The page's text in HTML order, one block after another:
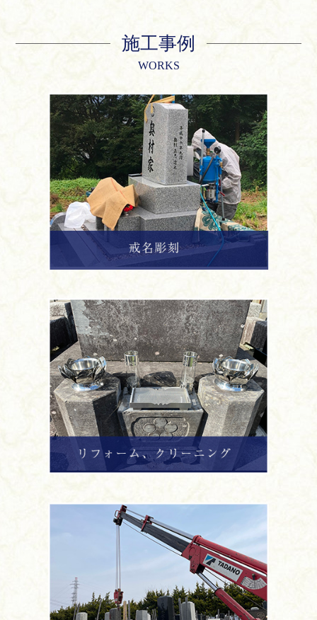
施工事例
WORKS